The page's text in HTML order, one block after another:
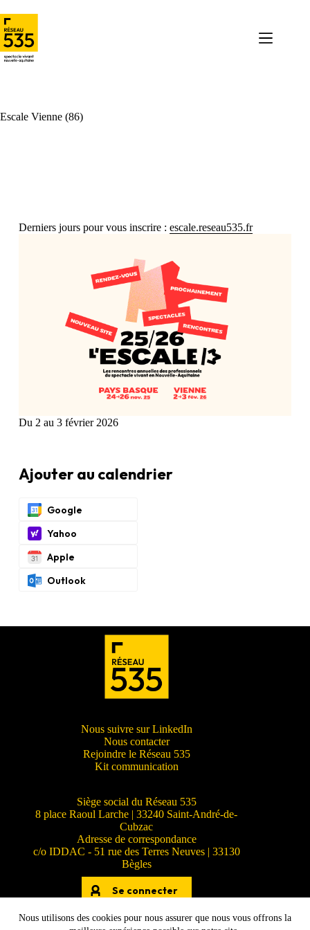
Nous utilisons des cookies pour nous assurer que nous vous offrons la
Escale Vienne (86)
Du 2 au 3 février 2026
Ajouter au calendrier
Google
Yahoo
Apple
Outlook
Derniers jours pour vous inscrire : escale.reseau535.fr
Nous suivre sur LinkedIn
Nous contacter
Rejoindre le Réseau 535
Kit communication
Siège social du Réseau 535
8 place Raoul Larche | 33240 Saint-André-de-
Cubzac
Adresse de correspondance
c/o IDDAC - 51 rue des Terres Neuves | 33130
Bègles
Se connecter